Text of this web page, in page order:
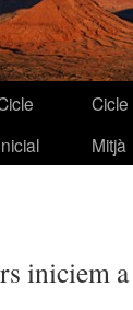
Cicle
Mitjà
iniciem